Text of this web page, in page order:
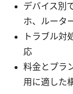
デバイス別
ホ、ルータ
トラブル対
応
料金とプラ
用に適した